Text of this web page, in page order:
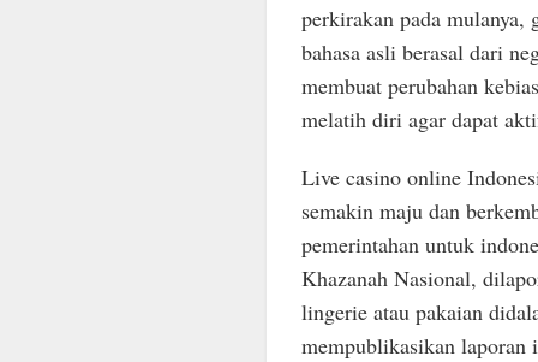
perkirakan pada mulanya,
bahasa asli berasal dari
membuat perubahan
melatih diri agar dapat
Live casino online
semakin maju dan
pemerintahan untuk
Khazanah Nasional,
lingerie atau pakaian
mempublikasikan laporan